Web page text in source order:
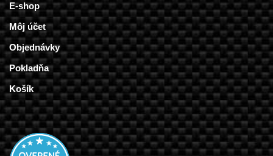
E-shop
Môj účet
Objednávky
Pokladňa
Košík